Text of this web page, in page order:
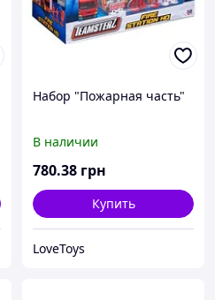
Набор "Пожарная часть"
В наличии
780.38 грн
Купить
LoveToys